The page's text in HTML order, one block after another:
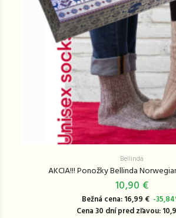
Bellinda
AKCIA!!! Ponožky Bellinda
10,90 €
Bežná cena: 16,99 € -
Cena 30 dní pred zľavou: